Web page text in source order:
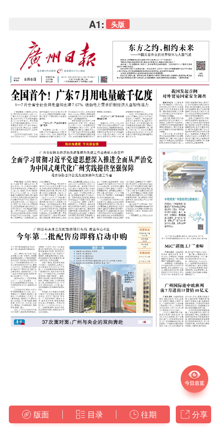
A1: 头版
版面 目录 往期 分享